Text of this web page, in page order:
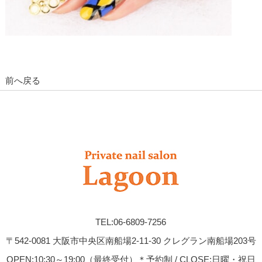
前へ戻る
TEL:06-6809-7256
〒542-0081 大阪市中央区南船場2-11-30 クレグラン南船場203号
OPEN:10:30～19:00（最終受付）＊予約制 / CLOSE:日曜・祝日